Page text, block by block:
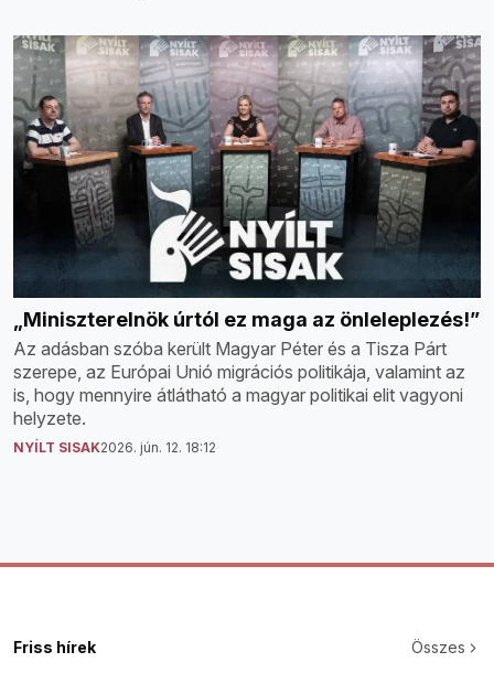
„Miniszterelnök úrtól ez maga az önleleplezés!”
Az adásban szóba került Magyar Péter és a Tisza Párt
szerepe, az Európai Unió migrációs politikája, valamint az
is, hogy mennyire átlátható a magyar politikai elit vagyoni
helyzete.
NYÍLT SISAK2026. jún. 12. 18:12
Friss hírek Összes